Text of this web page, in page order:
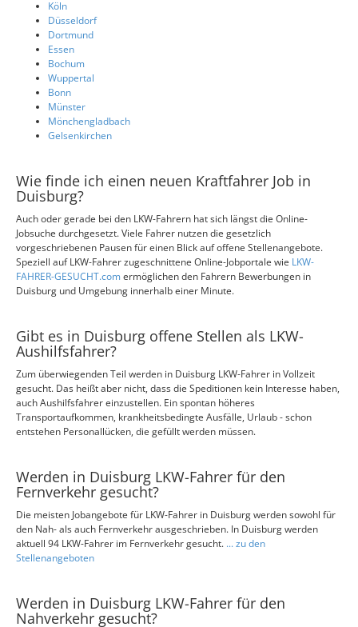
Köln
Düsseldorf
Dortmund
Essen
Bochum
Wuppertal
Bonn
Münster
Mönchengladbach
Gelsenkirchen
Wie finde ich einen neuen Kraftfahrer Job in
Duisburg?
Auch oder gerade bei den LKW-Fahrern hat sich längst die Online-
Jobsuche durchgesetzt. Viele Fahrer nutzen die gesetzlich
vorgeschriebenen Pausen für einen Blick auf offene Stellenangebote.
Speziell auf LKW-Fahrer zugeschnittene Online-Jobportale wie LKW-
FAHRER-GESUCHT.comermöglichen den Fahrern Bewerbungen in
Duisburg und Umgebung innerhalb einer Minute.
Gibt es in Duisburg offene Stellen als LKW-
Aushilfsfahrer?
Zum überwiegenden Teil werden in Duisburg LKW-Fahrer in Vollzeit
gesucht. Das heißt aber nicht, dass die Speditionen kein Interesse haben,
auch Aushilfsfahrer einzustellen. Ein spontan höheres
Transportaufkommen, krankheitsbedingte Ausfälle, Urlaub - schon
entstehen Personallücken, die gefüllt werden müssen.
Werden in Duisburg LKW-Fahrer für den
Fernverkehr gesucht?
Die meisten Jobangebote für LKW-Fahrer in Duisburg werden sowohl für
den Nah- als auch Fernverkehr ausgeschrieben. In Duisburg werden
aktuell 94 LKW-Fahrer im Fernverkehr gesucht. ... zu den
Stellenangeboten
Werden in Duisburg LKW-Fahrer für den
Nahverkehr gesucht?